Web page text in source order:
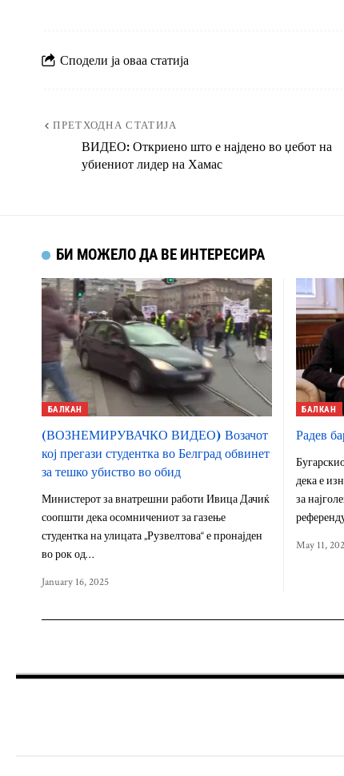
Сподели ја оваа статија
ПРЕТХОДНА СТАТИЈА
ВИДЕО: Откриено што е најдено во џебот на
убиениот лидер на Хамас
БИ МОЖЕЛО ДА ВЕ ИНТЕРЕСИРА
БАЛКАН
(ВОЗНЕМИРУВАЧКО ВИДЕО) Возачот
кој прегази студентка во Белград обвинет
за тешко убиство во обид
Министерот за внатрешни работи Ивица Дачиќ
соопшти дека осомничениот за газење
студентка на улицата „Рузвелтова“ е пронајден
во рок од…
January 16, 2025
БАЛКАН
Радев
дека е
за
May 11,